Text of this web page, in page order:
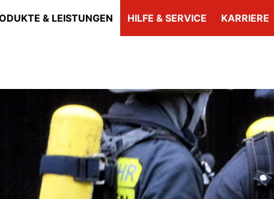
& LEISTUNGEN HILFE & SERVICE KARRIERE